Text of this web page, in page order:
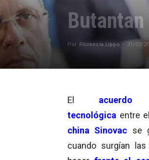
Por Florencia Lippo - 31/03/
El
tecnológica entre
china Sinovac se
cuando surgían las